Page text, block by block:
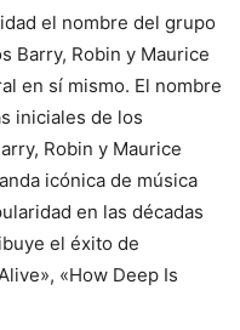
el nombre del grupo
Barry, Robin y Maurice
en sí mismo. El nombre
iniciales de los
Robin y Maurice
icónica de música
en las décadas
el éxito de
«How Deep Is